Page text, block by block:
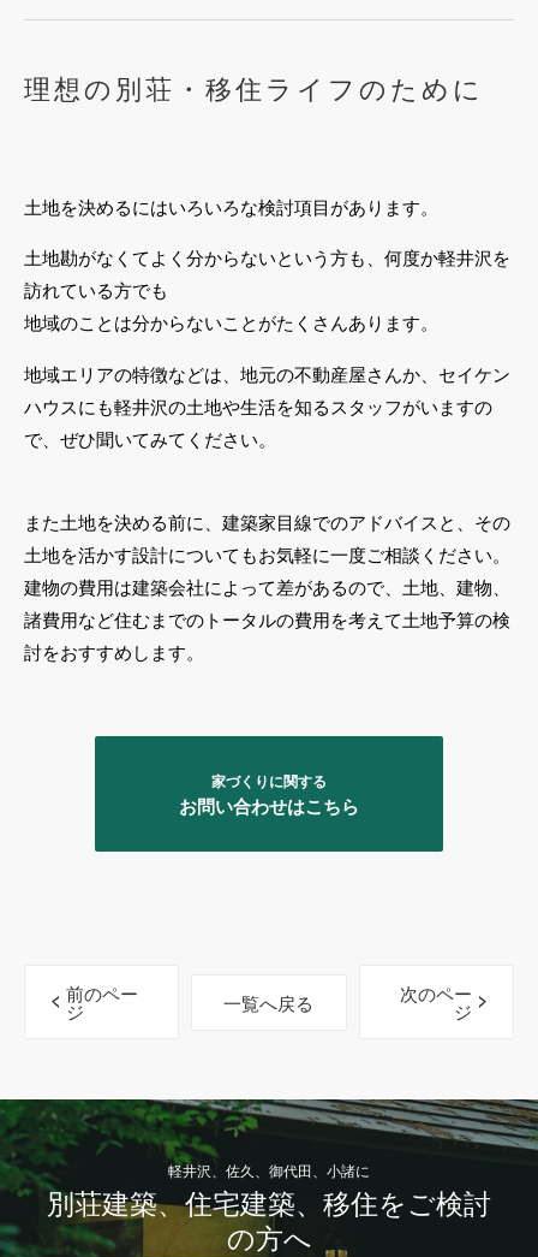
理想の別荘・移住ライフのために
土地を決めるにはいろいろな検討項目があります。
土地勘がなくてよく分からないという方も、何度か軽井沢を
訪れている方でも
地域のことは分からないことがたくさんあります。
地域エリアの特徴などは、地元の不動産屋さんか、セイケン
ハウスにも軽井沢の土地や生活を知るスタッフがいますの
で、ぜひ聞いてみてください。
また土地を決める前に、建築家目線でのアドバイスと、その
土地を活かす設計についてもお気軽に一度ご相談ください。
建物の費用は建築会社によって差があるので、土地、建物、
諸費用など住むまでのトータルの費用を考えて土地予算の検
討をおすすめします。
家づくりに関する
お問い合わせはこちら
前のペー
ジ 一覧へ戻る 次のペー
ジ
軽井沢、佐久、御代田、小諸に
別荘建築、住宅建築、移住をご検討
の方へ